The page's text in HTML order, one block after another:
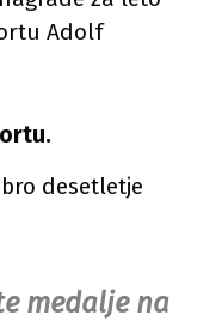
desetletje
medalje na